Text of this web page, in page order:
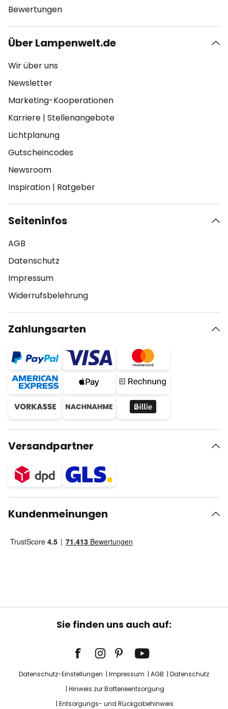
Bewertungen
Über Lampenwelt.de
Wir über uns
Newsletter
Marketing-Kooperationen
Karriere | Stellenangebote
Lichtplanung
Gutscheincodes
Newsroom
Inspiration | Ratgeber
Seiteninfos
AGB
Datenschutz
Impressum
Widerrufsbelehrung
Zahlungsarten
Versandpartner
Kundenmeinungen
Sie finden uns auch auf:
Datenschutz-Einstellungen Impressum AGB
Datenschutz
Hinweis zur Batterieentsorgung
Entsorgungs- und Rückgabehinweis